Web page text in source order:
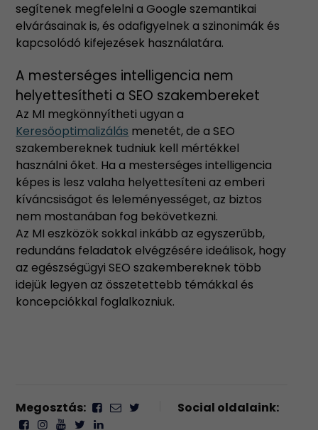
segítenek megfelelni a Google szemantikai
elvárásainak is, és odafigyelnek a szinonimák és
kapcsolódó kifejezések használatára.
A mesterséges intelligencia nem
helyettesítheti a SEO szakembereket
Az MI megkönnyítheti ugyan a
Keresőoptimalizálás menetét, de a SEO
szakembereknek tudniuk kell mértékkel
használni őket. Ha a mesterséges intelligencia
képes is lesz valaha helyettesíteni az emberi
kíváncsiságot és leleményességet, az biztos
nem mostanában fog bekövetkezni.
Az MI eszközök sokkal inkább az egyszerűbb,
redundáns feladatok elvégzésére ideálisok, hogy
azegészségügyi SEO szakembereknek több
idejük legyen az összetettebb témákkal és
koncepciókkal foglalkozniuk.
Megosztás: Social oldalaink: